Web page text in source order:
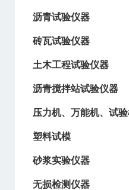
沥青试验仪器
砖瓦试验仪器
土木工程试验仪器
沥青搅拌站试验仪器
压力机、万能机、试
塑料试模
砂浆实验仪器
无损检测仪器